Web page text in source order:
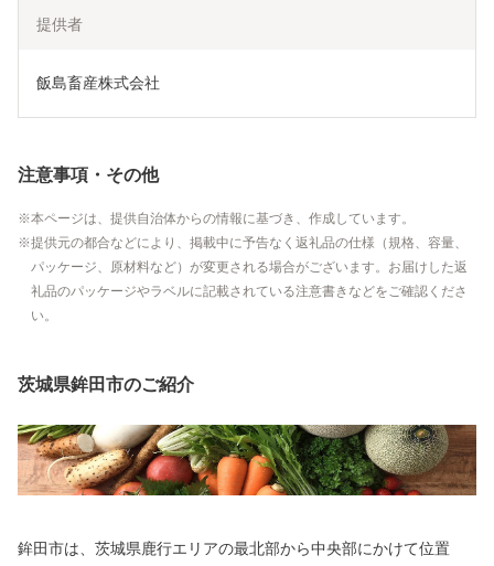
提供者
飯島畜産株式会社
注意事項・その他
本ページは、提供自治体からの情報に基づき、作成しています。
提供元の都合などにより、掲載中に予告なく返礼品の仕様（規格、容量、
パッケージ、原材料など）が変更される場合がございます。お届けした返
礼品のパッケージやラベルに記載されている注意書きなどをご確認くださ
い。
茨城県鉾田市のご紹介
鉾田市は、茨城県鹿行エリアの最北部から中央部にかけて位置